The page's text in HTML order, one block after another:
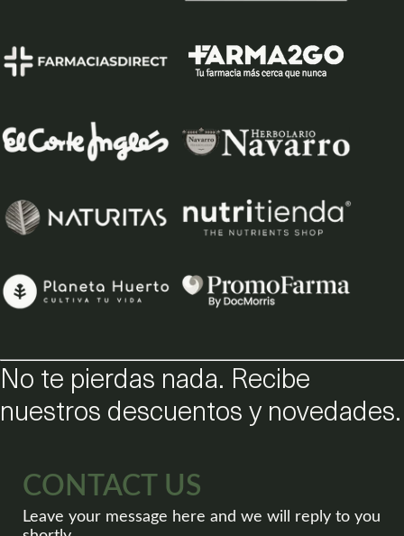
No te pierdas nada. Recibe
nuestros descuentos y novedades.
CONTACT US
Leave your message here and we will reply to you